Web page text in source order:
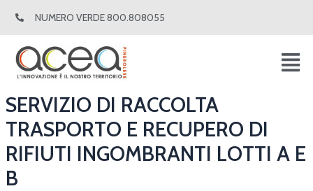
NUMERO VERDE 800.808055
SERVIZIO DI RACCOLTA
TRASPORTO E RECUPERO DI
RIFIUTI INGOMBRANTI LOTTI A E
B
articoli